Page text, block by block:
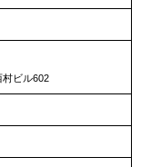
ビル602